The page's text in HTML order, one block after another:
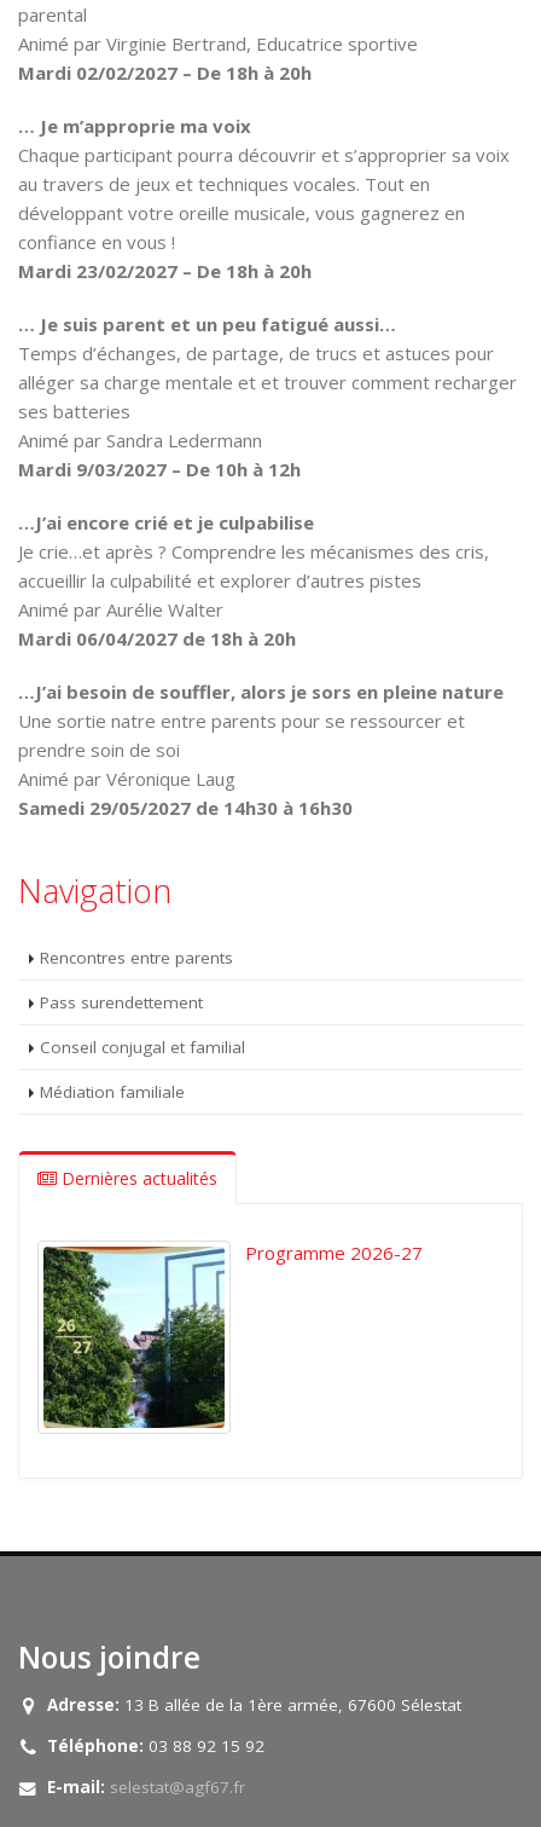
parental
Animé par Virginie Bertrand, Educatrice sportive
Mardi 02/02/2027 – De 18h à 20h
… Je m’approprie ma voix
Chaque participant pourra découvrir et s’approprier sa voix
au travers de jeux et techniques vocales. Tout en
développant votre oreille musicale, vous gagnerez en
confiance en vous !
Mardi 23/02/2027 – De 18h à 20h
… Je suis parent et un peu fatigué aussi…
Temps d’échanges, de partage, de trucs et astuces pour
alléger sa charge mentale et et trouver comment recharger
ses batteries
Animé par Sandra Ledermann
Mardi 9/03/2027 – De 10h à 12h
…J’ai encore crié et je culpabilise
Je crie…et après ? Comprendre les mécanismes des cris,
accueillir la culpabilité et explorer d’autres pistes
Animé par Aurélie Walter
Mardi 06/04/2027 de 18h à 20h
…J’ai besoin de souffler, alors je sors en pleine nature
Une sortie natre entre parents pour se ressourcer et
prendre soin de soi
Animé par Véronique Laug
Samedi 29/05/2027 de 14h30 à 16h30
Navigation
Rencontres entre parents
Pass surendettement
Conseil conjugal et familial
Médiation familiale
Dernières actualités
Programme 2026-27
Nous joindre
Adresse: 13 B allée de la 1ère armée, 67600 Sélestat
Téléphone: 03 88 92 15 92
E-mail: selestat@agf67.fr